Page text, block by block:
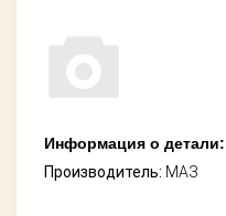
Информация о детали:
Производитель: МАЗ